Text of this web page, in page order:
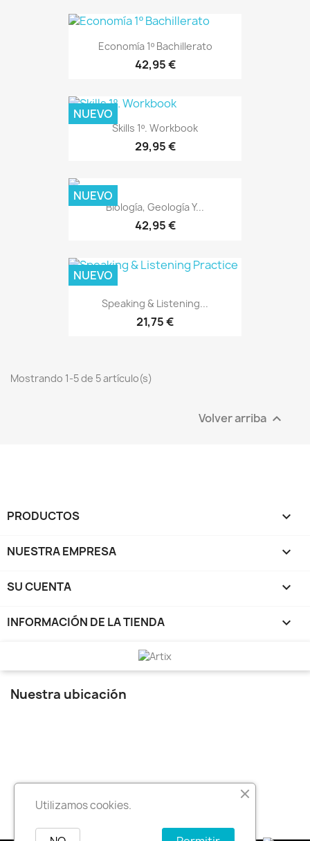
Economía 1º Bachillerato
42,95 €
Skills 1º. Workbook
29,95 €
NUEVO
Biología, Geología Y...
42,95 €
NUEVO
Speaking & Listening...
21,75 €
NUEVO
Mostrando 1-5 de 5 artículo(s)
Volver arriba 
PRODUCTOS 
NUESTRA EMPRESA 
SU CUENTA 
INFORMACIÓN DE LA TIENDA keyboard_arrow_down
Nuestra ubicación
Utilizamos cookies.